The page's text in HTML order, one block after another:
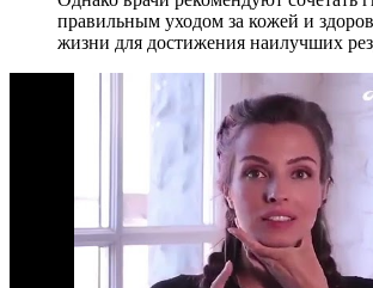
правильным уходом за кожей и
жизни для достижения наилучших